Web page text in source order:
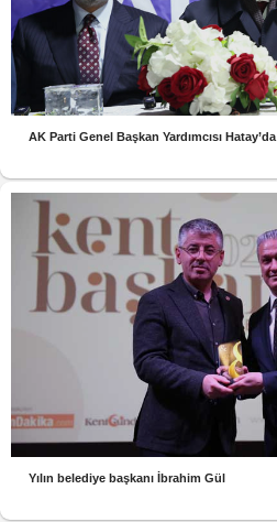
AK Parti Genel Başkan Yardımcısı Hatay’da
Yılın belediye başkanı İbrahim Gül